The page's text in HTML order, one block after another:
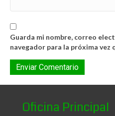
Guarda mi nombre, correo
navegador para la próxima vez
Oficina Principal